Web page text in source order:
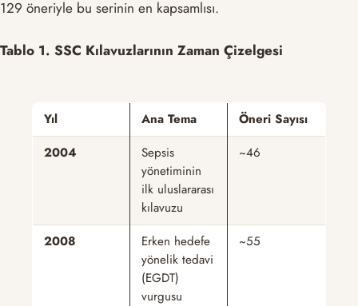
129 öneriyle bu serinin en kapsamlısı.
Tablo 1. SSC Kılavuzlarının Zaman Çizelgesi
Yıl Ana Tema
Öneri Sayısı
2004
Sepsis
yönetiminin
ilk uluslararası
kılavuzu
~46
2008
Erken hedefe
yönelik tedavi
(EGDT)
vurgusu
~55